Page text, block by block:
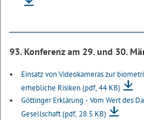
93. Konferenz am 29. und 30.
Einsatz von Videokameras zur
erhebliche Risiken(pdf, 44 KB)
Göttinger Erklärung - Vom Wert des
Gesellschaft(pdf, 28.5 KB)